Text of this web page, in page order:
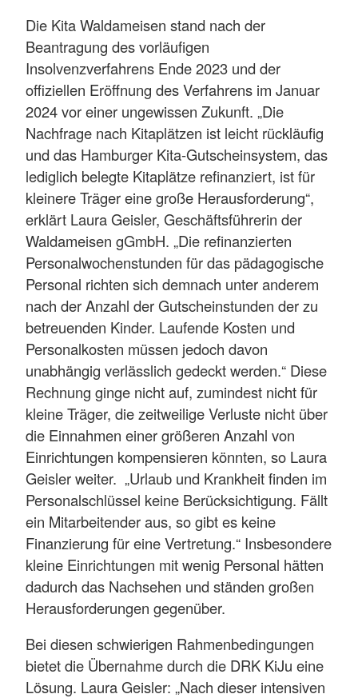
Die Kita Waldameisen stand nach der
Beantragung des vorläufigen
Insolvenzverfahrens Ende 2023 und der
offiziellen Eröffnung des Verfahrens im Januar
2024 vor einer ungewissen Zukunft. „Die
Nachfrage nach Kitaplätzen ist leicht rückläufig
und das Hamburger Kita-Gutscheinsystem, das
lediglich belegte Kitaplätze refinanziert, ist für
kleinere Träger eine große Herausforderung“,
erklärt Laura Geisler, Geschäftsführerin der
Waldameisen gGmbH. „Die refinanzierten
Personalwochenstunden für das pädagogische
Personal richten sich demnach unter anderem
nach der Anzahl der Gutscheinstunden der zu
betreuenden Kinder. Laufende Kosten und
Personalkosten müssen jedoch davon
unabhängig verlässlich gedeckt werden.“ Diese
Rechnung ginge nicht auf, zumindest nicht für
kleine Träger, die zeitweilige Verluste nicht über
die Einnahmen einer größeren Anzahl von
Einrichtungen kompensieren könnten, so Laura
Geisler weiter. „Urlaub und Krankheit finden im
Personalschlüssel keine Berücksichtigung. Fällt
ein Mitarbeitender aus, so gibt es keine
Finanzierung für eine Vertretung.“ Insbesondere
kleine Einrichtungen mit wenig Personal hätten
dadurch das Nachsehen und ständen großen
Herausforderungen gegenüber.
Bei diesen schwierigen Rahmenbedingungen
bietet die Übernahme durch die DRK KiJu eine
Lösung. Laura Geisler: „Nach dieser intensiven